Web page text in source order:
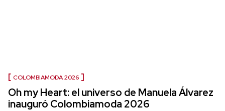
COLOMBIAMODA 2026
Oh my Heart: el universo de Manuela Álvarez
inauguró Colombiamoda 2026